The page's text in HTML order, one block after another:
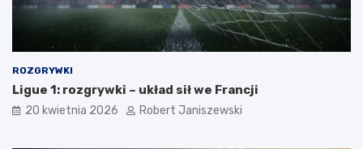
ROZGRYWKI
Ligue 1: rozgrywki – układ sił we Francji
20 kwietnia 2026 Robert Janiszewski